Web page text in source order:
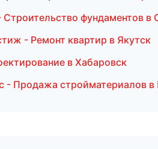
фундаментов в
- Ремонт квартир в Якутск
в Хабаровск
- Продажа стройматериалов в